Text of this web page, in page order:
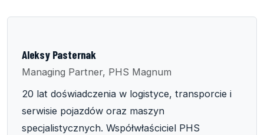
Aleksy Pasternak
Managing Partner, PHS Magnum
20 lat doświadczenia w logistyce, transporcie i
serwisie pojazdów oraz maszyn
specjalistycznych. Współwłaściciel PHS